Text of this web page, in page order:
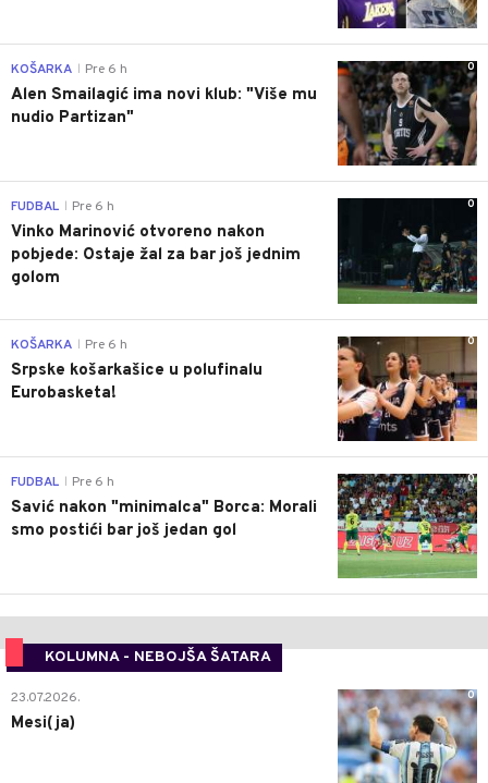
0
KOŠARKA Pre 6 h
Alen Smailagić ima novi klub: "Više mu
nudio Partizan"
0
FUDBAL Pre 6 h
Vinko Marinović otvoreno nakon
pobjede: Ostaje žal za bar još jednim
golom
0
KOŠARKA Pre 6 h
Srpske košarkašice u polufinalu
Eurobasketa!
0
FUDBAL Pre 6 h
Savić nakon "minimalca" Borca: Morali
smo postići bar još jedan gol
KOLUMNA - NEBOJŠA ŠATARA
0
23.07.2026.
Mesi(ja)